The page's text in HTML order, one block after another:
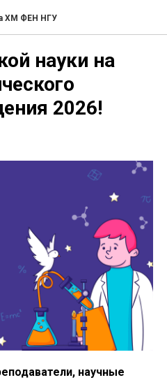
ХМ ФЕН НГУ
науки на
2026!
научные